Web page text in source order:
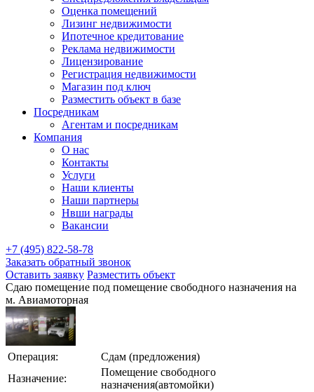
Оценка помещений
Лизинг недвижимости
Ипотечное кредитование
Реклама недвижимости
Лицензирование
Регистрация недвижимости
Магазин под ключ
Разместить объект в базе
Посредникам
Агентам и посредникам
Компания
О нас
Контакты
Услуги
Наши клиенты
Наши партнеры
Нвши награды
Вакансии
+7 (495) 822-58-78
Заказать обратный звонок
Оставить заявку Разместить объект
Сдаю помещение под помещение свободного назначения на
м. Авиамоторная
Операция:
Сдам (предложения)
Назначение:
Помещение свободного
назначения(автомойки)